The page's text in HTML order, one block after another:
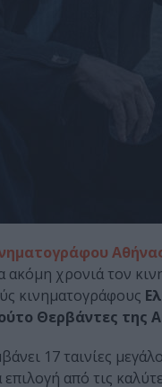
ακόμη χρονιά
κινηματογράφους
Θερβάντες της
17 ταινίες
επιλογή από τις